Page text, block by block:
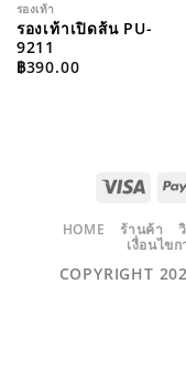
รองเท้า
รองเท้าเปิดส้น PU-
9211
฿390.00
VISA
HOME ร้านค้า
เงื่อนไข
COPYRIGHT